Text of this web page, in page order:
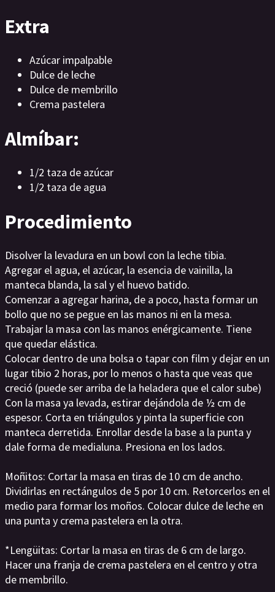
Extra
Azúcar impalpable
Dulce de leche
Dulce de membrillo
Crema pastelera
Almíbar:
1/2 taza de azúcar
1/2 taza de agua
Procedimiento
Disolver la levadura en un bowl con la leche tibia.
Agregar el agua, el azúcar, la esencia de vainilla, la
manteca blanda, la sal y el huevo batido.
Comenzar a agregar harina, de a poco, hasta formar un
bollo que no se pegue en las manos ni en la mesa.
Trabajar la masa con las manos enérgicamente. Tiene
que quedar elástica.
Colocar dentro de una bolsa o tapar con film y dejar en un
lugar tibio 2 horas, por lo menos o hasta que veas que
creció (puede ser arriba de la heladera que el calor sube)
Con la masa ya levada, estirar dejándola de ½ cm de
espesor. Corta en triángulos y pinta la superficie con
manteca derretida. Enrollar desde la base a la punta y
dale forma de medialuna. Presiona en los lados.
Moñitos: Cortar la masa en tiras de 10 cm de ancho.
Dividirlas en rectángulos de 5 por 10 cm. Retorcerlos en el
medio para formar los moños. Colocar dulce de leche en
una punta y crema pastelera en la otra.
*Lengüitas: Cortar la masa en tiras de 6 cm de largo.
Hacer una franja de crema pastelera en el centro y otra
de membrillo.